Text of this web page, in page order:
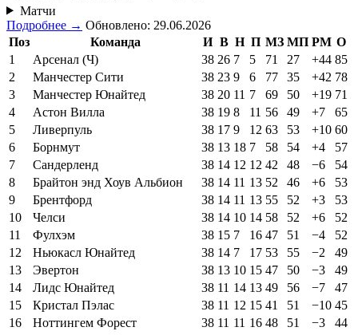
Матчи
Подробнее → Обновлено: 29.06.2026
Поз
Команда И В Н П МЗ МП РМ О
1
Арсенал (Ч) 38 26 7 5 71 27 +44 85
2
Манчестер Сити 38 23 9 6 77 35 +42 78
3
Манчестер Юнайтед 38 20 11 7 69 50 +19 71
4
Астон Вилла 38 19 8 11 56 49 +7
65
5
Ливерпуль 38 17 9 12 63 53 +10 60
6
Борнмут 38 13 18 7 58 54 +4
57
7
Сандерленд 38 14 12 12 42 48 −6
54
8
Брайтон энд Хоув Альбион 38 14 11 13 52 46 +6
53
9
Брентфорд 38 14 11 13 55 52 +3
53
10
Челси 38 14 10 14 58 52 +6
52
11
Фулхэм 38 15 7 16 47 51 −4
52
12
Ньюкасл Юнайтед 38 14 7 17 53 55 −2
49
13
Эвертон 38 13 10 15 47 50 −3
49
14
Лидс Юнайтед 38 11 14 13 49 56 −7
47
15
Кристал Пэлас 38 11 12 15 41 51 −10 45
16
Ноттингем Форест 38 11 11 16 48 51 −3
44